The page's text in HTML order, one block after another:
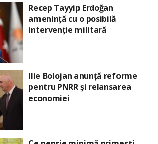
Recep Tayyip Erdoğan
amenință cu o posibilă
intervenție militară
Ilie Bolojan anunță reforme
pentru PNRR și relansarea
economiei